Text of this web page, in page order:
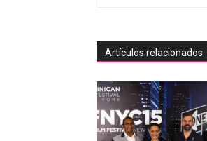
Artículos relacionados